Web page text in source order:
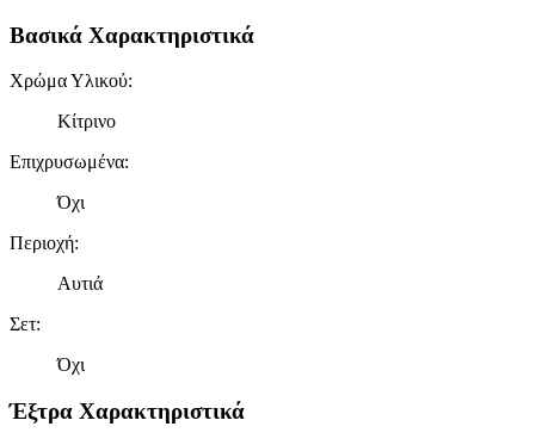
Βασικά Χαρακτηριστικά
Χρώμα Υλικού:
Κίτρινο
Επιχρυσωμένα:
Όχι
Περιοχή:
Αυτιά
Σετ:
Όχι
Έξτρα Χαρακτηριστικά